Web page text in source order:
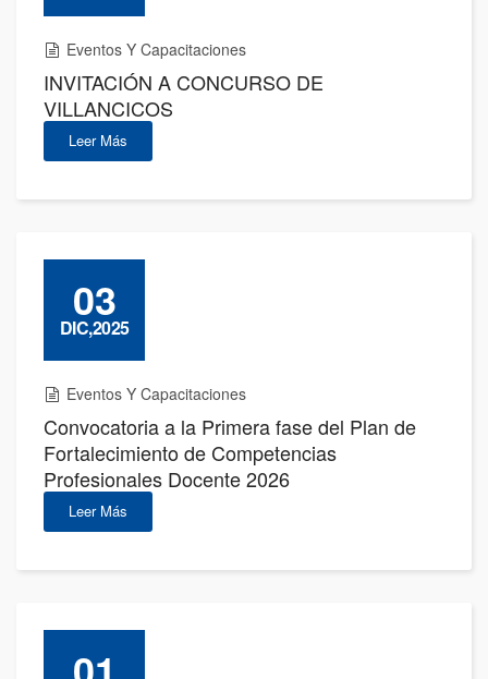
Eventos Y Capacitaciones
INVITACIÓN A CONCURSO DE
VILLANCICOS
Leer Más
03
DIC,2025
Eventos Y Capacitaciones
Convocatoria a la Primera fase del Plan de
Fortalecimiento de Competencias
Profesionales Docente 2026
Leer Más